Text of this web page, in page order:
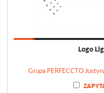
Logo
Grupa PERFECCTO